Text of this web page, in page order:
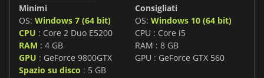
Minimi
OS: Windows 7 (64 bit)
CPU : Core 2 Duo E5200
RAM : 4 GB
GPU : GeForce 9800GTX
Spazio su disco : 5 GB
Consigliati
OS: Windows 10 (64 bit)
CPU : Core i5
RAM : 8 GB
GPU : GeForce GTX 560